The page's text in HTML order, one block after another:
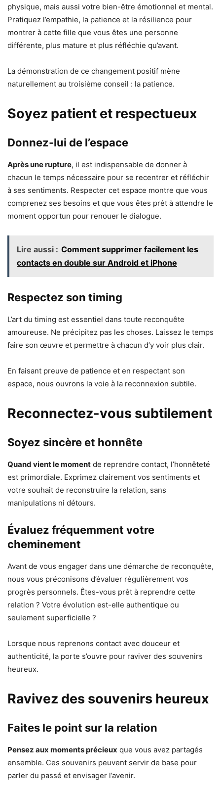
physique, mais aussi votre bien-être émotionnel et mental.
Pratiquez l’empathie, la patience et la résilience pour
montrer à cette fille que vous êtes une personne
différente, plus mature et plus réfléchie qu’avant.
La démonstration de ce changement positif mène
naturellement au troisième conseil : la patience.
Soyez patient et respectueux
Donnez-lui de l’espace
Après une rupture, il est indispensable de donner à
chacun le temps nécessaire pour se recentrer et réfléchir
à ses sentiments. Respecter cet espace montre que vous
comprenez ses besoins et que vous êtes prêt à attendre le
moment opportun pour renouer le dialogue.
Lire aussi : Comment supprimer facilement les
contacts en double sur Android et iPhone
Respectez son timing
L’art du timing est essentiel dans toute reconquête
amoureuse. Ne précipitez pas les choses. Laissez le temps
faire son œuvre et permettre à chacun d’y voir plus clair.
En faisant preuve de patience et en respectant son
espace, nous ouvrons la voie à la reconnexion subtile.
Reconnectez-vous subtilement
Soyez sincère et honnête
Quand vient le moment de reprendre contact, l’honnêteté
est primordiale. Exprimez clairement vos sentiments et
votre souhait de reconstruire la relation, sans
manipulations ni détours.
Évaluez fréquemment votre
cheminement
Avant de vous engager dans une démarche de reconquête,
nous vous préconisons d’évaluer régulièrement vos
progrès personnels. Êtes-vous prêt à reprendre cette
relation ? Votre évolution est-elle authentique ou
seulement superficielle ?
Lorsque nous reprenons contact avec douceur et
authenticité, la porte s’ouvre pour raviver des souvenirs
heureux.
Ravivez des souvenirs heureux
Faites le point sur la relation
Pensez aux moments précieux que vous avez partagés
ensemble. Ces souvenirs peuvent servir de base pour
parler du passé et envisager l’avenir.